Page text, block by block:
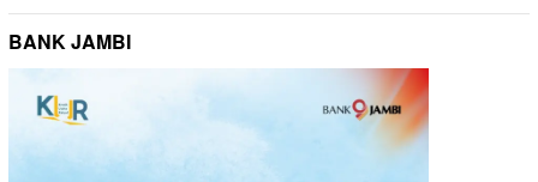
BANK JAMBI